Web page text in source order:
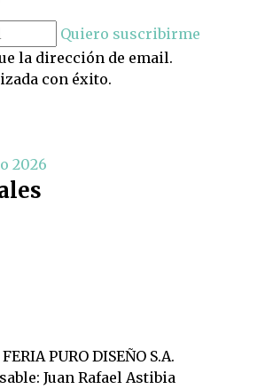
Quiero suscribirme
la dirección de email.
con éxito.
2026
PURO DISEÑO S.A.
Juan Rafael Astibia